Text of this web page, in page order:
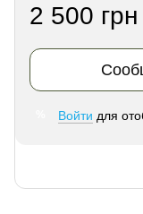
2 500 грн
Войти для